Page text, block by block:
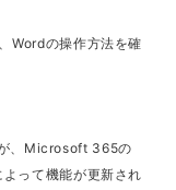
Wordの操作方法を確
、Microsoft 365の
って機能が更新され